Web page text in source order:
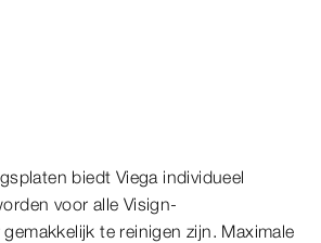
biedt Viega individueel
voor alle Visign-
te reinigen zijn. Maximale